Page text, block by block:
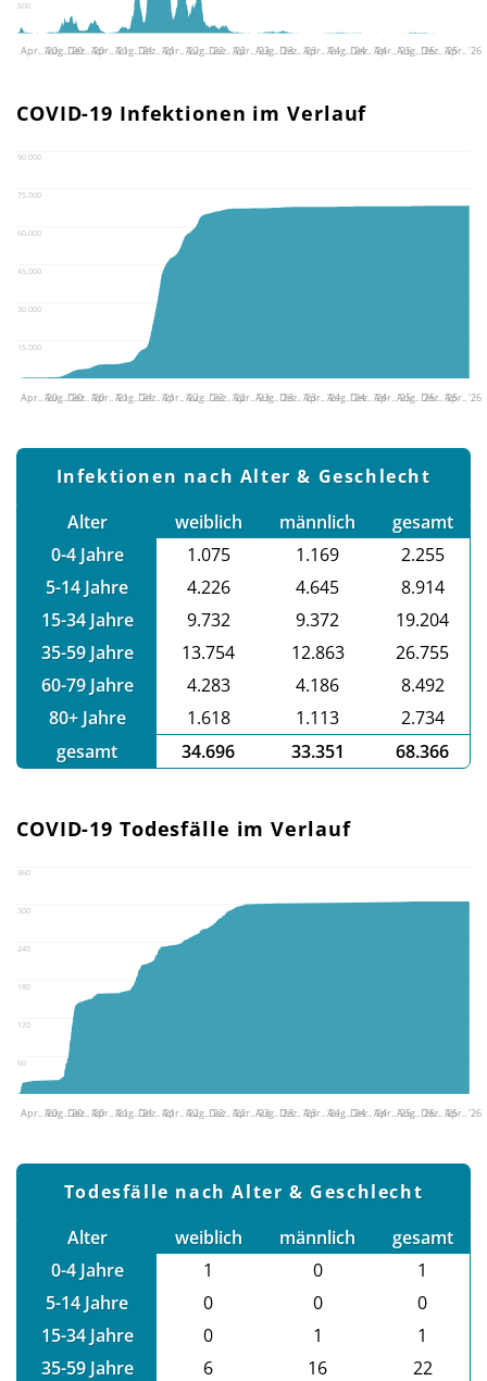
500
Apr.. '20Aug.. '20Dez.. '20Apr.. '21Aug.. '21Dez.. '21Apr.. '22Aug.. '22Dez.. '22Apr.. '23Aug.. '23Dez.. '23Apr.. '24Aug.. '24Dez.. '24Apr.. '25Aug.. '25Dez.. '25Apr.. '26
COVID-19 Infektionen im Verlauf
15.000
30.000
45.000
60.000
75.000
90.000
Apr.. '20Aug.. '20Dez.. '20Apr.. '21Aug.. '21Dez.. '21Apr.. '22Aug.. '22Dez.. '22Apr.. '23Aug.. '23Dez.. '23Apr.. '24Aug.. '24Dez.. '24Apr.. '25Aug.. '25Dez.. '25Apr.. '26
Infektionen nach Alter & Geschlecht
Alter
weiblich männlich
gesamt
0-4 Jahre
1.075 1.169
2.255
5-14 Jahre
4.226 4.645
8.914
15-34 Jahre
9.732 9.372
19.204
35-59 Jahre
13.754 12.863
26.755
60-79 Jahre
4.283 4.186
8.492
80+ Jahre
1.618 1.113
2.734
gesamt
34.696 33.351 68.366
COVID-19 Todesfälle im Verlauf
60
120
180
240
300
360
Apr.. '20Aug.. '20Dez.. '20Apr.. '21Aug.. '21Dez.. '21Apr.. '22Aug.. '22Dez.. '22Apr.. '23Aug.. '23Dez.. '23Apr.. '24Aug.. '24Dez.. '24Apr.. '25Aug.. '25Dez.. '25Apr.. '26
Todesfälle nach Alter & Geschlecht
Alter
weiblich männlich
gesamt
0-4 Jahre
1 0
1
5-14 Jahre
0 0
0
15-34 Jahre
0 1
1
35-59 Jahre
6 16
22